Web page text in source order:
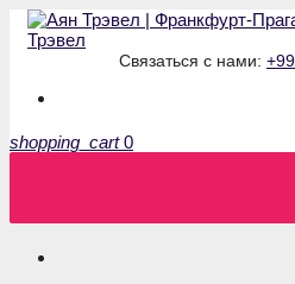
Связаться с нами:
shopping_cart 0